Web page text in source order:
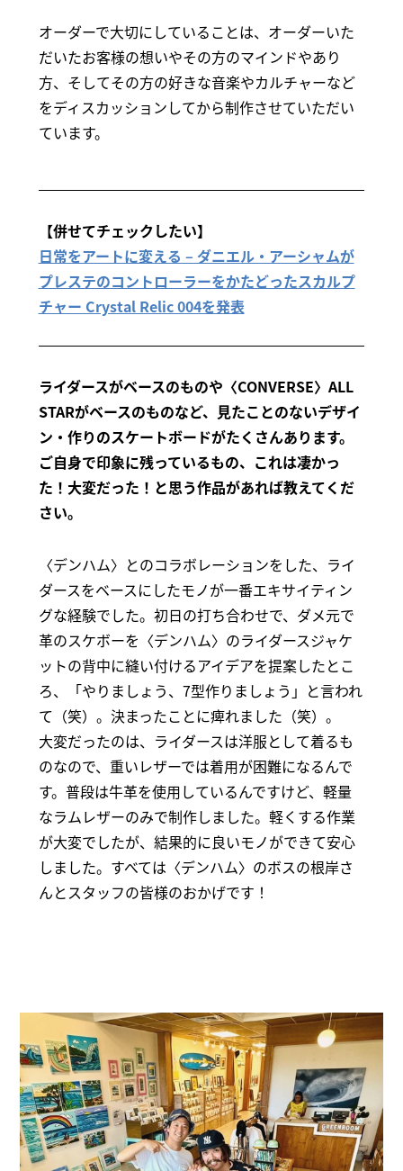
オーダーで大切にしていることは、オーダーいた
だいたお客様の想いやその方のマインドやあり
方、そしてその方の好きな音楽やカルチャーなど
をディスカッションしてから制作させていただい
ています。
【併せてチェックしたい】
日常をアートに変える – ダニエル・アーシャムが
プレステのコントローラーをかたどったスカルプ
チャー Crystal Relic 004を発表
ライダースがベースのものや〈CONVERSE〉ALL
STARがベースのものなど、見たことのないデザイ
ン・作りのスケートボードがたくさんあります。
ご自身で印象に残っているもの、これは凄かっ
た！大変だった！と思う作品があれば教えてくだ
さい。
〈デンハム〉とのコラボレーションをした、ライ
ダースをベースにしたモノが一番エキサイティン
グな経験でした。初日の打ち合わせで、ダメ元で
革のスケボーを〈デンハム〉のライダースジャケ
ットの背中に縫い付けるアイデアを提案したとこ
ろ、「やりましょう、7型作りましょう」と言われ
て（笑）。決まったことに痺れました（笑）。
大変だったのは、ライダースは洋服として着るも
のなので、重いレザーでは着用が困難になるんで
す。普段は牛革を使用しているんですけど、軽量
なラムレザーのみで制作しました。軽くする作業
が大変でしたが、結果的に良いモノができて安心
しました。すべては〈デンハム〉のボスの根岸さ
んとスタッフの皆様のおかげです！